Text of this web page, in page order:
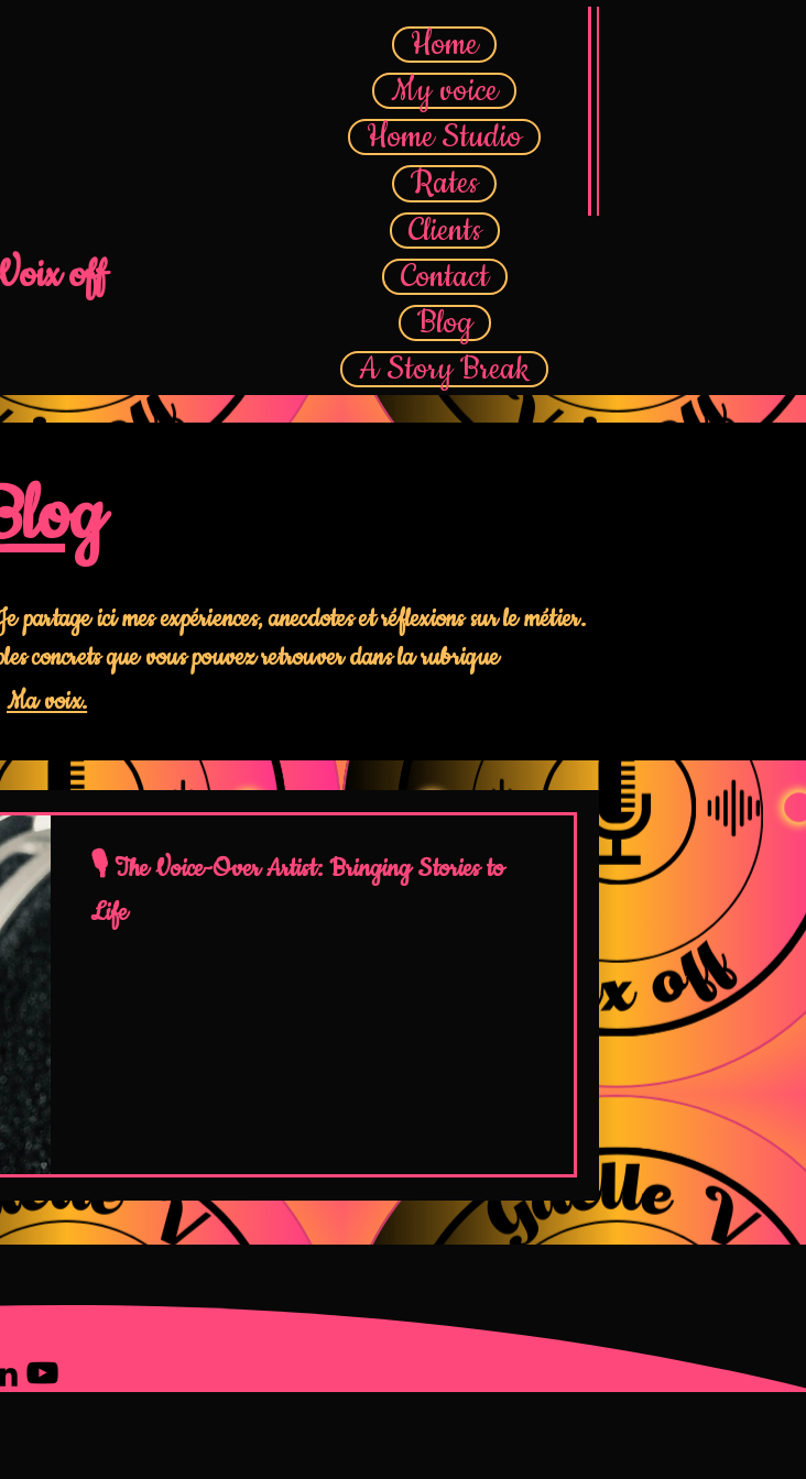
off
Home
My voice
Home Studio
Rates
Clients
Contact
Blog
A Story Break
ici mes expériences, anecdotes et réflexions sur le métier.
concrets que vous pouvez retrouver dans la rubrique
Ma voix.
🎙️ The Voice-Over Artist: Bringing Stories to
Life